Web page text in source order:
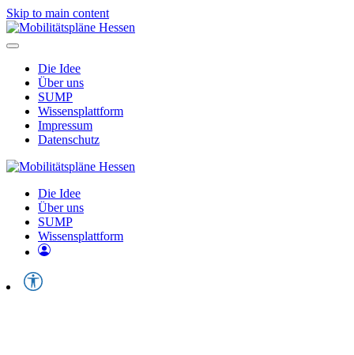
Skip to main content
Die Idee
Über uns
SUMP
Wissensplattform
Impressum
Datenschutz
Die Idee
Über uns
SUMP
Wissensplattform